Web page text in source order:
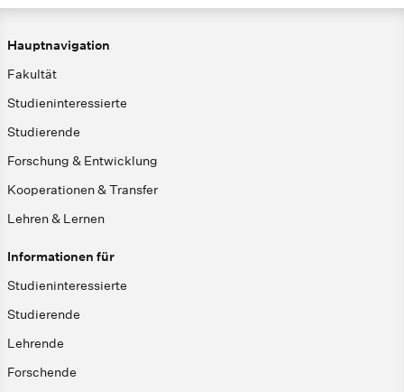
Hauptnavigation
Fakultät
Studieninteressierte
Studierende
Forschung & Entwicklung
Kooperationen & Transfer
Lehren & Lernen
Informationen für
Studieninteressierte
Studierende
Lehrende
Forschende